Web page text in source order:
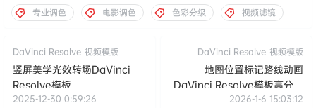
专业调色
电影调色 色彩分级 视频滤镜
DaVinci Resolve 视频模版
竖屏美学光效转场DaVinci
Resolve模板
2025-12-30 0:59:26
DaVinci Resolve 视频模版
地图位置标记路线动画
DaVinci Resolve模板高分辨
率旅行地理视频素材
2026-1-6 15:03:12